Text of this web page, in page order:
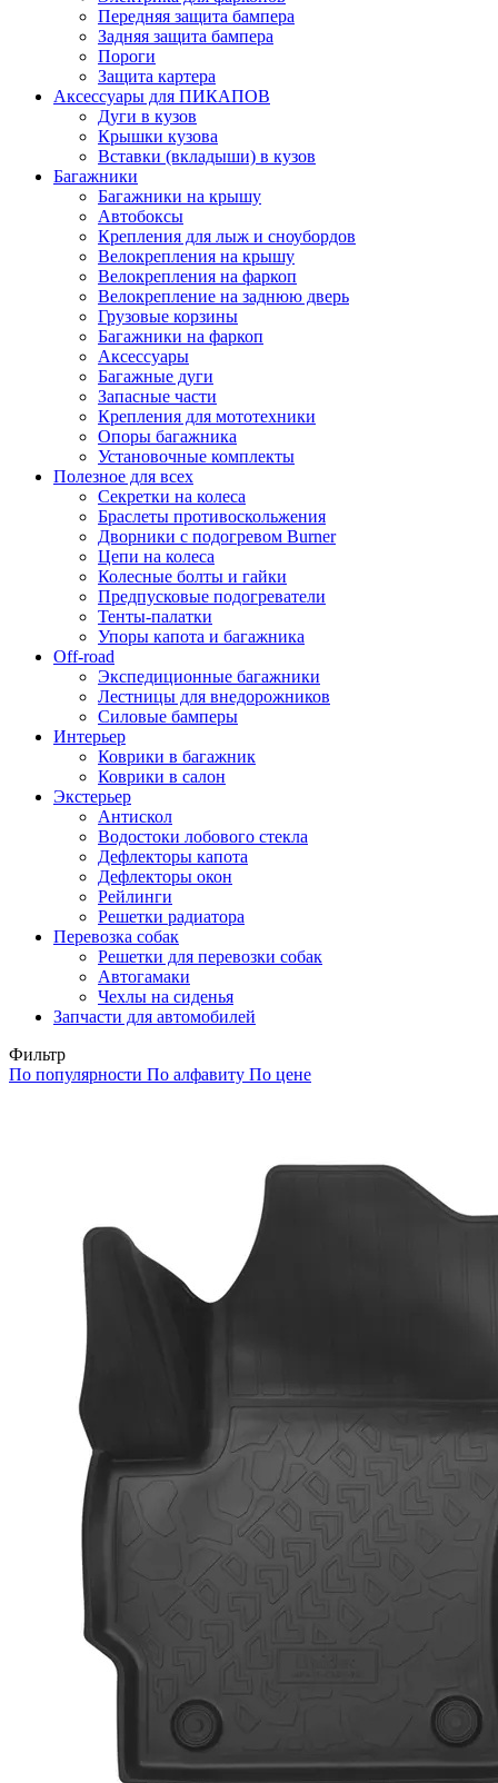
Передняя защита бампера
Задняя защита бампера
Пороги
Защита картера
Аксессуары для ПИКАПОВ
Дуги в кузов
Крышки кузова
Вставки (вкладыши) в кузов
Багажники
Багажники на крышу
Автобоксы
Крепления для лыж и сноубордов
Велокрепления на крышу
Велокрепления на фаркоп
Велокрепление на заднюю дверь
Грузовые корзины
Багажники на фаркоп
Аксессуары
Багажные дуги
Запасные части
Крепления для мототехники
Опоры багажника
Установочные комплекты
Полезное для всех
Секретки на колеса
Браслеты противоскольжения
Дворники с подогревом Burner
Цепи на колеса
Колесные болты и гайки
Предпусковые подогреватели
Тенты-палатки
Упоры капота и багажника
Off-road
Экспедиционные багажники
Лестницы для внедорожников
Силовые бамперы
Интерьер
Коврики в багажник
Коврики в салон
Экстерьер
Антискол
Водостоки лобового стекла
Дефлекторы капота
Дефлекторы окон
Рейлинги
Решетки радиатора
Перевозка собак
Решетки для перевозки собак
Автогамаки
Чехлы на сиденья
Запчасти для автомобилей
Фильтр
По популярности По алфавиту По цене